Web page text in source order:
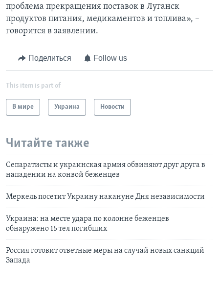
проблема прекращения поставок в Луганск
продуктов питания, медикаментов и топлива», –
говорится в заявлении.
Поделиться Follow us
This item is part of
В мире Украина Новости
Читайте также
Сепаратисты и украинская армия обвиняют друг друга в
нападении на конвой беженцев
Меркель посетит Украину накануне Дня независимости
Украина: на месте удара по колонне беженцев
обнаружено 15 тел погибших
Россия готовит ответные меры на случай новых санкций
Запада